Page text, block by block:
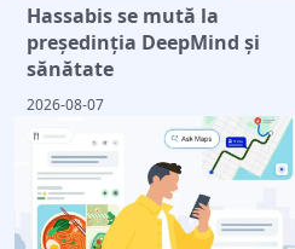
Hassabis se mută la
președinția DeepMind și
sănătate
2026-08-07